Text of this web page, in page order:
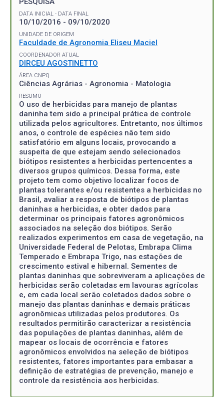
DATA INICIAL - DATA FINAL
10/10/2016 - 09/10/2020
UNIDADE DE ORIGEM
Faculdade de Agronomia Eliseu Maciel
COORDENADOR ATUAL
DIRCEU AGOSTINETTO
ÁREA CNPQ
Ciências Agrárias - Agronomia - Matologia
RESUMO
O uso de herbicidas para manejo de plantas
daninha tem sido a principal prática de controle
utilizada pelos agricultores. Entretanto, nos últimos
anos, o controle de espécies não tem sido
satisfatório em alguns locais, provocando a
suspeita de que estejam sendo selecionados
biótipos resistentes a herbicidas pertencentes a
diversos grupos químicos. Dessa forma, este
projeto tem como objetivo localizar focos de
plantas tolerantes e/ou resistentes a herbicidas no
Brasil, avaliar a resposta de biótipos de plantas
daninhas a herbicidas, e obter dados para
determinar os principais fatores agronômicos
associados na seleção dos biótipos. Serão
realizados experimentos em casa de vegetação, na
Universidade Federal de Pelotas, Embrapa Clima
Temperado e Embrapa Trigo, nas estações de
crescimento estival e hibernal. Sementes de
plantas daninhas que sobreviveram a aplicações de
herbicidas serão coletadas em lavouras agrícolas
e, em cada local serão coletados dados sobre o
manejo das plantas daninhas e demais práticas
agronômicas utilizadas pelos produtores. Os
resultados permitirão caracterizar a resistência
das populações de plantas daninhas, além de
mapear os locais de ocorrência e fatores
agronômicos envolvidos na seleção de biótipos
resistentes, fatores importantes para embasar a
definição de estratégias de prevenção, manejo e
controle da resistência aos herbicidas.